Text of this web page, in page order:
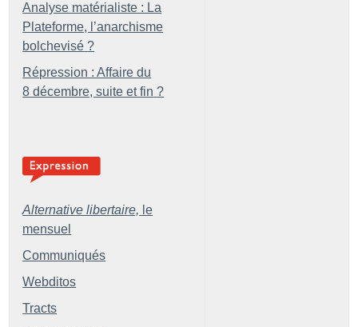
Analyse matérialiste : La
Plateforme, l’anarchisme
bolchevisé ?
Répression : Affaire du
8 décembre, suite et fin ?
Alternative libertaire, le
mensuel
Communiqués
Webditos
Tracts